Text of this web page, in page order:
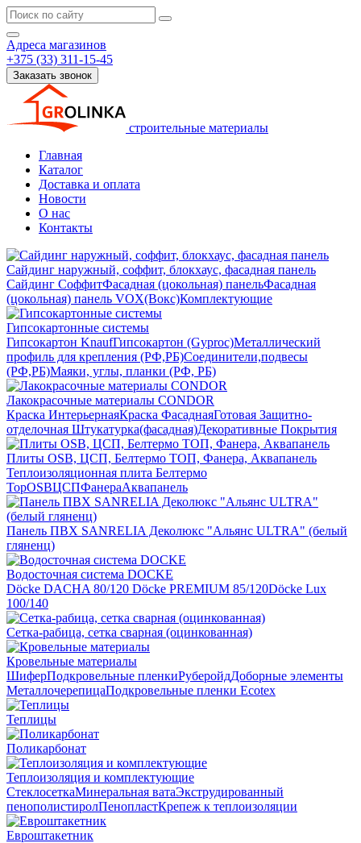
Адреса магазинов
+375 (33) 311-15-45
Заказать звонок
строительные материалы
Главная
Каталог
Доставка и оплата
Новости
О нас
Контакты
Сайдинг наружный, соффит, блокхаус, фасадная панель
Сайдинг СоффитФасадная (цокольная) панельФасадная
(цокольная) панель VOX(Вокс)Комплектующие
Гипсокартонные системы
Гипсокартон KnaufГипсокартон (Gyproc)Металлический
профиль для крепления (РФ,РБ)Соединители,подвесы
(РФ,РБ)Маяки, углы, планки (РФ, РБ)
Лакокрасочные материалы CONDOR
Краска ИнтерьернаяКраска ФасаднаяГотовая Защитно-
отделочная Штукатурка(фасадная)Декоративные Покрытия
Плиты OSB, ЦСП, Белтермо ТОП, Фанера, Аквапанель
Теплоизоляционная плита Белтермо
TopOSBЦСПФанераАквапанель
Панель ПВХ SANRELIA Деколюкс "Альянс ULTRA" (белый
гляненц)
Водосточная система DOCKE
Döсkе DACHA 80/120 Döcke PREMIUM 85/120Döсkе Luх
100/140
Сетка-рабица, сетка сварная (оцинкованная)
Кровельные материалы
ШиферПодкровельные пленкиРуберойдДоборные элементы
МеталлочерепицаПодкровельные пленки Ecotex
Теплицы
Поликарбонат
Теплоизоляция и комплектующие
СтеклосеткаМинеральная ватаЭкструдированный
пенополистиролПенопластКрепеж к теплоизоляции
Евроштакетник